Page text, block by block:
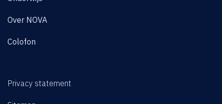
Over NOVA
Colofon
Privacy statement